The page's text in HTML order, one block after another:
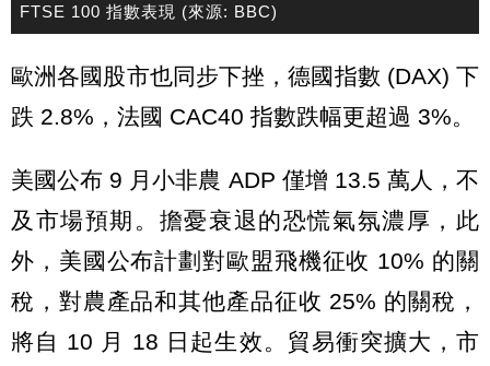
FTSE 100 指數表現 (來源: BBC)
歐洲各國股市也同步下挫，德國指數 (DAX) 下
跌 2.8%，法國 CAC40 指數跌幅更超過 3%。
美國公布 9 月小非農 ADP 僅增 13.5 萬人，不
及市場預期。擔憂衰退的恐慌氣氛濃厚，此
外，美國公布計劃對歐盟飛機征收 10% 的關
稅，對農產品和其他產品征收 25% 的關稅，
將自 10 月 18 日起生效。貿易衝突擴大，市